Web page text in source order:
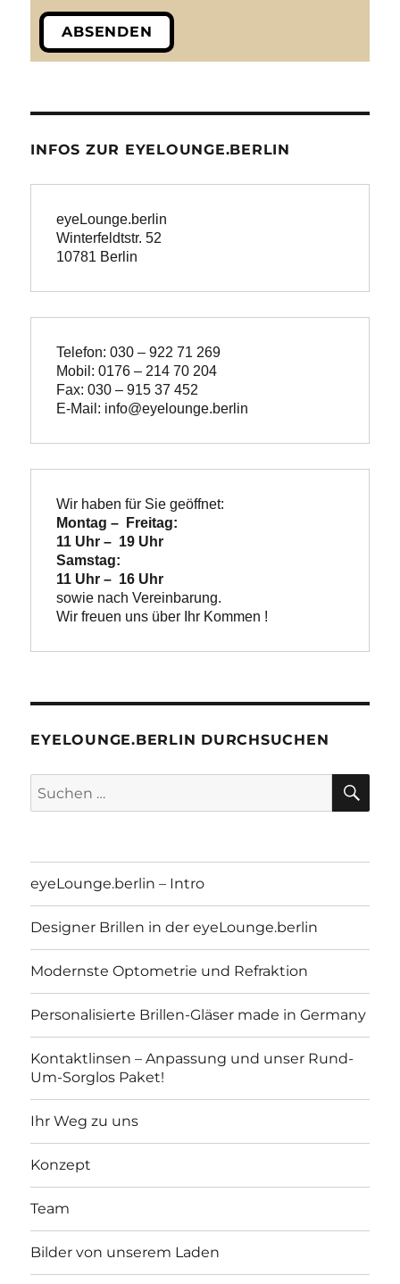
ABSENDEN
INFOS ZUR EYELOUNGE.BERLIN
eyeLounge.berlin
Winterfeldtstr. 52
10781 Berlin
Telefon: 030 – 922 71 269
Mobil: 0176 – 214 70 204
Fax: 030 – 915 37 452
E-Mail: info@eyelounge.berlin
Wir haben für Sie geöffnet:
Montag –  Freitag:
11 Uhr –  19 Uhr
Samstag:
11 Uhr –  16 Uhr
Wir freuen uns über Ihr Kommen !
EYELOUNGE.BERLIN DURCHSUCHEN
Suchen
nach:
eyeLounge.berlin – Intro
Designer Brillen in der eyeLounge.berlin
Modernste Optometrie und Refraktion
Personalisierte Brillen-Gläser made in Germany
Kontaktlinsen – Anpassung und unser Rund-
Um-Sorglos Paket!
Ihr Weg zu uns
Konzept
Team
Bilder von unserem Laden